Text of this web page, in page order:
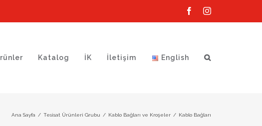
FacebookInstagram
Katalog İK İletişim English
Ana Sayfa / Tesisat Ürünleri Grubu / Kablo Bağları ve Kroşeler / Kablo Bağları